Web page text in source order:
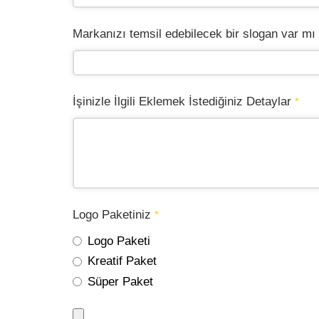
Markanızı temsil edebilecek bir slogan var mı
İşinizle İlgili Eklemek İstediğiniz Detaylar *
Logo Paketiniz *
Logo Paketi
Kreatif Paket
Süper Paket